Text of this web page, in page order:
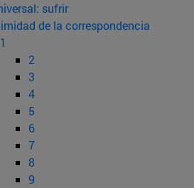
sufrir
de la correspondencia
1
2
3
4
5
6
7
8
9